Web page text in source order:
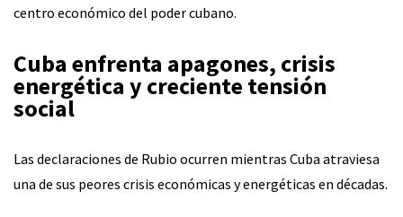
centro económico del poder cubano.
Cuba enfrenta apagones, crisis
energética y creciente tensión
social
Las declaraciones de Rubio ocurren mientras Cuba atraviesa
una de sus peores crisis económicas y energéticas en décadas.